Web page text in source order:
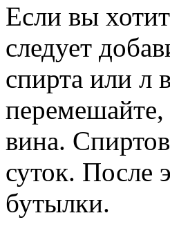
Если вы
следует
спирта или л
перемешайте,
вина.
суток. После
бутылки.